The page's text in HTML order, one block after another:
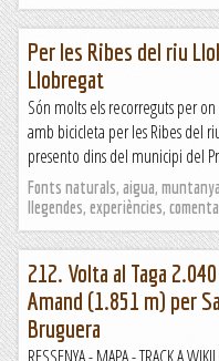
Per les Ribes del riu
Llobregat
Són molts els recorreguts per
amb bicicleta per les Ribes del
presento dins del municipi del
Fonts naturals, aigua,
llegendes, experiències,
212. Volta al Taga
Amand (1.851 m) per
Bruguera